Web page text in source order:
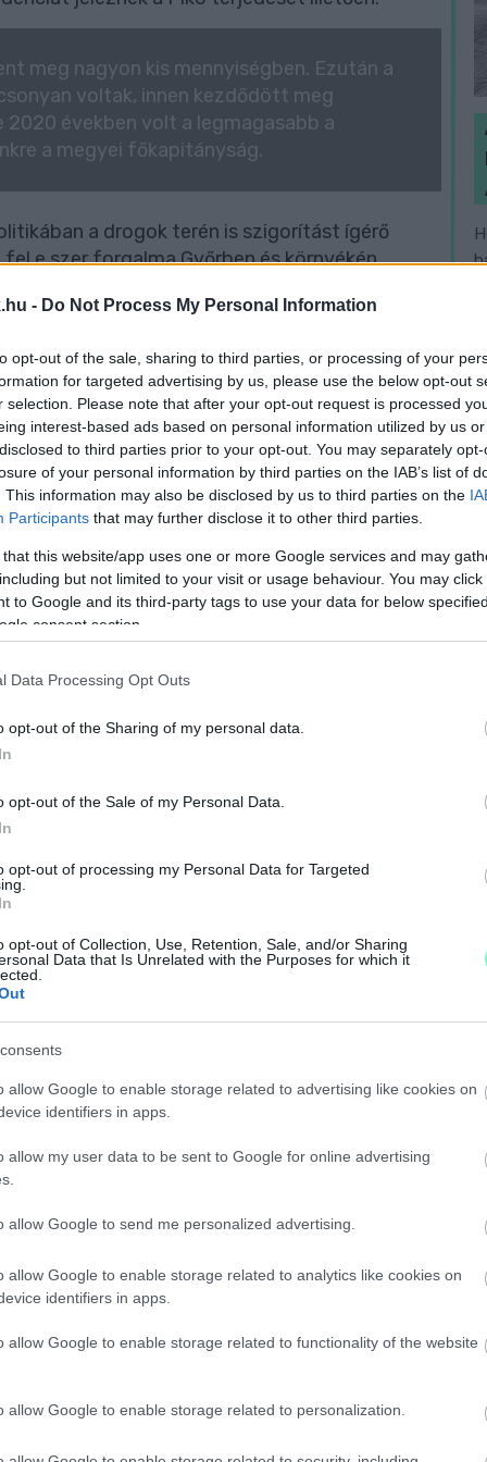
- Do Not Process My Personal Information
opt-out of the sale, sharing to third parties, or processing of your
for targeted advertising by us, please use the below opt-out
selection. Please note that after your opt-out request is processed
interest-based ads based on personal information utilized by us
to third parties prior to your opt-out. You may separately
of your personal information by third parties on the IAB’s list of
This information may also be disclosed by us to third parties on the
Participants that may further disclose it to other third parties.
that this website/app uses one or more Google services and may
but not limited to your visit or usage behaviour. You may
to Google and its third-party tags to use your data for below
consent section.
Data Processing Opt Outs
opt-out of the Sharing of my personal data.
opt-out of the Sale of my Personal Data.
opt-out of processing my Personal Data for Targeted
opt-out of Collection, Use, Retention, Sale, and/or Sharing
Data that Is Unrelated with the Purposes for which it
allow Google to enable storage related to advertising like cookies on
identifiers in apps.
allow my user data to be sent to Google for online advertising
allow Google to send me personalized advertising.
allow Google to enable storage related to analytics like cookies on
identifiers in apps.
allow Google to enable storage related to functionality of the website
allow Google to enable storage related to personalization.
meg nagyon kis mennyiségben. Ezután a
voltak, innen kezdődött meg
években volt a legmagasabb a
a megyei főkapitányság.
a drogok terén is szigorítást ígérő
e szer forgalma Győrben és környékén.
általános, publikus forgalmi, kereskedelmi,
illetve mennyisége alapján lehet
a piacon. S mivel tavalyelőtt és illetve tavaly
feltételezhetően ez azért van, mert
így mind többen vállalkoznak rá, hogy
mellett sikerült találnunk egy
is rálátással bíró helyi fogyasztót, aki hajlandó
közül, az most szinte mind pikózik, és egyre
kezdik el
férfi, aki külön megkért, hogy a cikkben
hogy mást keverjek gyanúba. Mivel
van köztük, akit tényleg így hívnak
újból felnevetve annyit mond:
körömről, magamat is beleértve, hogy
alapvetően egy középréteg. A
azért van. Az igaz persze, hogy
van rendezett családi hátterem, az